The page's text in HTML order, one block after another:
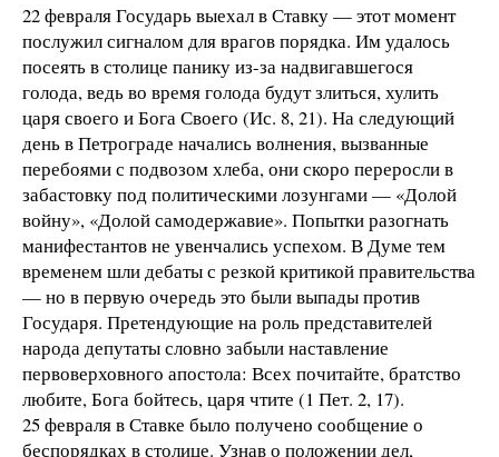
22 февраля Государь выехал в Ставку — этот момент
послужил сигналом для врагов порядка. Им удалось
посеять в столице панику из-за надвигавшегося
голода, ведь во время голода будут злиться, хулить
царя своего и Бога Своего (Ис. 8, 21). На следующий
день в Петрограде начались волнения, вызванные
перебоями с подвозом хлеба, они скоро переросли в
забастовку под политическими лозунгами — «Долой
войну», «Долой самодержавие». Попытки разогнать
манифестантов не увенчались успехом. В Думе тем
временем шли дебаты с резкой критикой правительства
— но в первую очередь это были выпады против
Государя. Претендующие на роль представителей
народа депутаты словно забыли наставление
первоверховного апостола: Всех почитайте, братство
любите, Бога бойтесь, царя чтите (1 Пет. 2, 17).
25 февраля в Ставке было получено сообщение о
беспорядках в столице. Узнав о положении дел,